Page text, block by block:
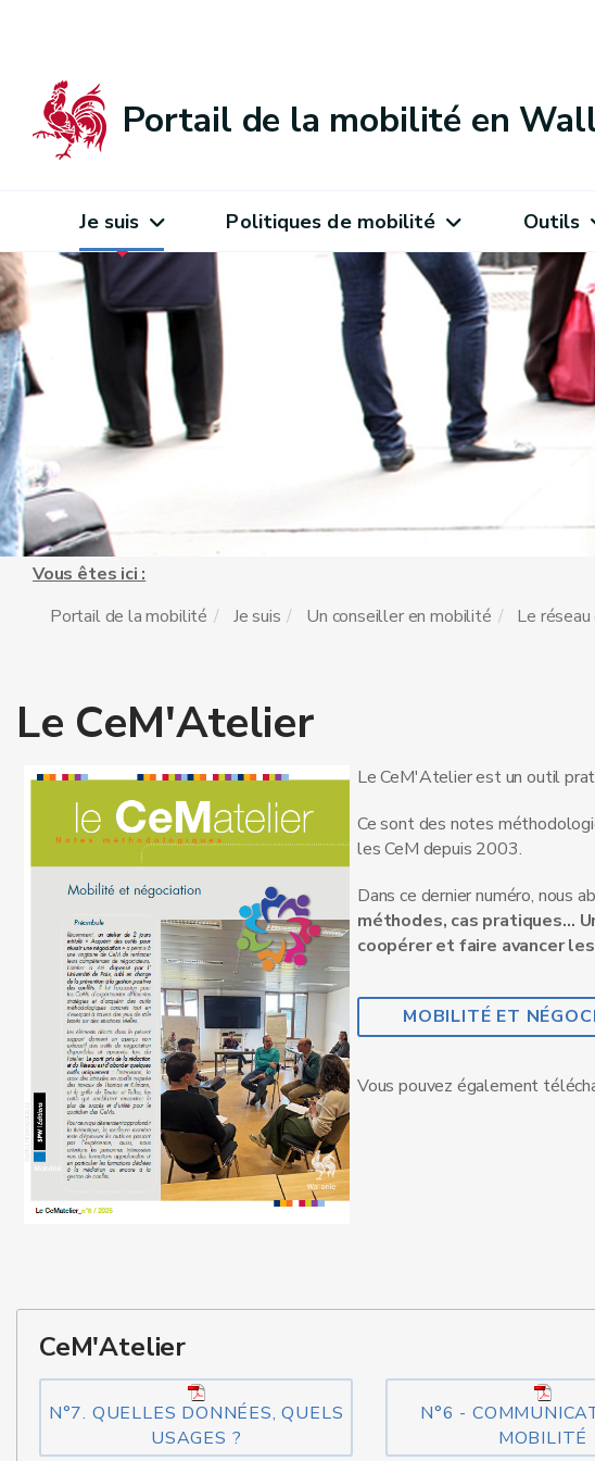
Portail de la mobilité en
Je suis Politiques de mobilité Outils
Vous êtes ici :
Portail de la mobilité
Je suis Un conseiller en mobilité Le
Le CeM'Atelier
Le CeM'Atelier est un outil
Ce sont des notes
les CeM depuis 2003.
Dans ce dernier numéro, nous
méthodes, cas pratiques…
coopérer et faire avancer
MOBILITÉ ET
Vous pouvez également
CeM'Atelier
N°7. QUELLES DONNÉES, QUELS
USAGES ?
N°6 -
MOBILITÉ